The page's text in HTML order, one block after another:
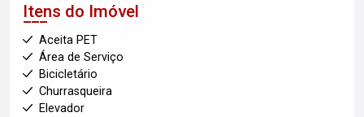
Itens do Imóvel
Aceita PET
Área de Serviço
Bicicletário
Churrasqueira
Elevador